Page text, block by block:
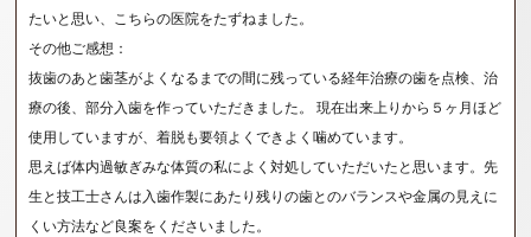
たいと思い、こちらの医院をたずねました。
その他ご感想：
抜歯のあと歯茎がよくなるまでの間に残っている経年治療の歯を点検、治
療の後、部分入歯を作っていただきました。 現在出来上りから５ヶ月ほど
使用していますが、着脱も要領よくできよく噛めています。
思えば体内過敏ぎみな体質の私によく対処していただいたと思います。先
生と技工士さんは入歯作製にあたり残りの歯とのバランスや金属の見えに
くい方法など良案をくださいました。